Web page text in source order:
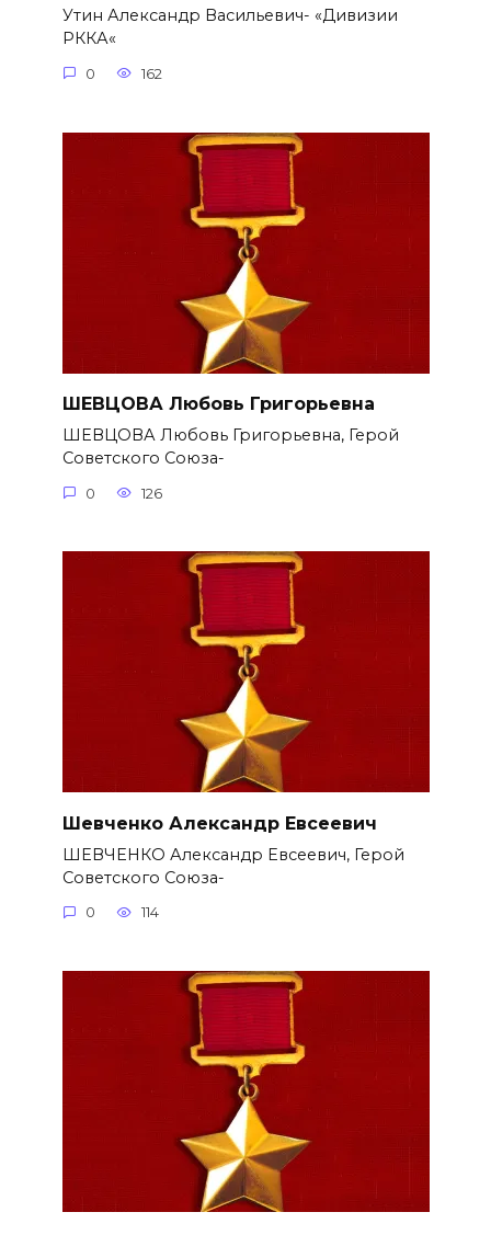
Утин Александр Васильевич- «Дивизии
РККА«
0 162
ШЕВЦОВА Любовь Григорьевна
ШЕВЦОВА Любовь Григорьевна, Герой
Советского Союза-
0 126
Шевченко Александр Евсеевич
ШЕВЧЕНКО Александр Евсеевич, Герой
Советского Союза-
0 114